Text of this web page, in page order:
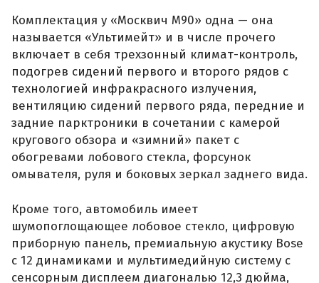
Комплектация у «Москвич М90» одна — она
называется «Ультимейт» и в числе прочего
включает в себя трехзонный климат-контроль,
подогрев сидений первого и второго рядов с
технологией инфракрасного излучения,
вентиляцию сидений первого ряда, передние и
задние парктроники в сочетании с камерой
кругового обзора и «зимний» пакет с
обогревами лобового стекла, форсунок
омывателя, руля и боковых зеркал заднего вида.
Кроме того, автомобиль имеет
шумопоглощающее лобовое стекло, цифровую
приборную панель, премиальную акустику Bose
с 12 динамиками и мультимедийную систему с
сенсорным дисплеем диагональю 12,3 дюйма,